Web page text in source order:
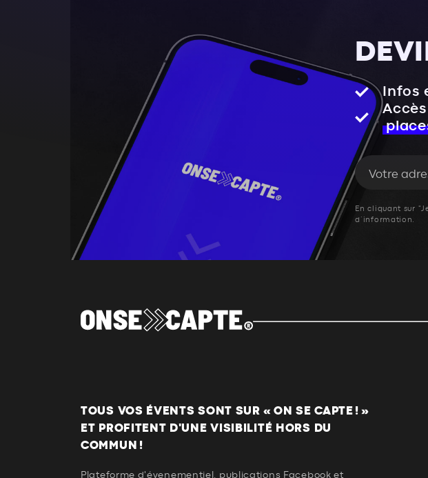
Infos
En cliquant sur
d’information.
TOUS VOS ÉVENTS SONT SUR « ON SE CAPTE ! »
ET PROFITENT D'UNE VISIBILITÉ HORS DU
COMMUN !
Plateforme d'évenementiel, publications Facebook et